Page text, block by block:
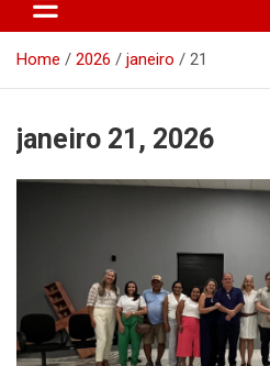
Home 2026 janeiro 21
janeiro 21, 2026